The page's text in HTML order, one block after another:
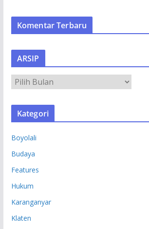
Komentar Terbaru
ARSIP
S
Kategori
Boyolali
Budaya
Features
Hukum
Karanganyar
Klaten